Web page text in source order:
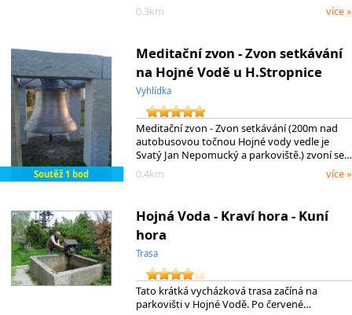
0.3km
více »
Soutěž 1 bod
Meditační zvon - Zvon setkávání
na Hojné Vodě u H.Stropnice
Vyhlídka
Meditační zvon - Zvon setkávání (200m nad
autobusovou točnou Hojné vody vedle je
Svatý Jan Nepomucký a parkoviště.) zvoní se…
0.4km
více »
Hojná Voda - Kraví hora - Kuní
hora
Trasa
Tato krátká vycházková trasa začíná na
parkovišti v Hojné Vodě. Po červené…